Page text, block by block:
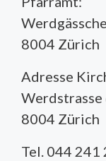
8004 Zürich
Adresse
Werdstrasse
8004 Zürich
Tel. 044 241